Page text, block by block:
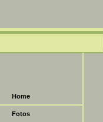
Home
Fotos